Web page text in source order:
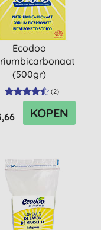
Ecodoo
(500gr)
(2)
KOPEN